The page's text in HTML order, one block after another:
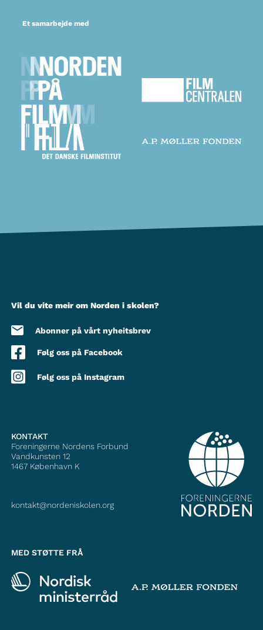
Et samarbejde med
Vil du vite meir om Norden i skolen?
Abonner på vårt nyheitsbrev
Følg oss på Facebook
Følg oss på Instagram
KONTAKT
Foreningerne Nordens Forbund
Vandkunsten 12
1467 København K
kontakt@nordeniskolen.org
MED STØTTE FRÅ